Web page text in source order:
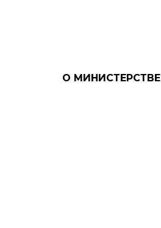
О МИНИСТЕРСТВЕ